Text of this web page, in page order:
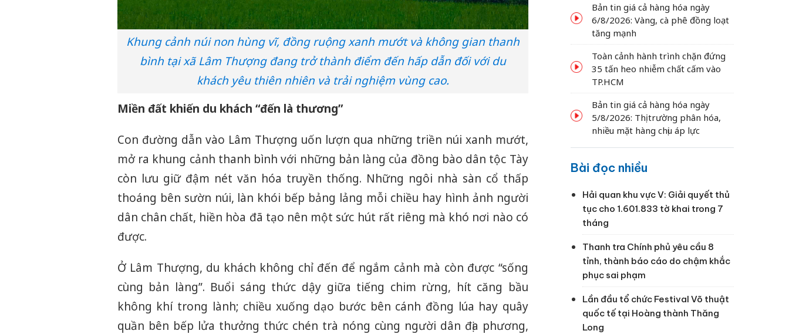
Khung cảnh núi non hùng vĩ, đồng ruộng xanh mướt và không gian thanh
bình tại xã Lâm Thượng đang trở thành điểm đến hấp dẫn đối với du
khách yêu thiên nhiên và trải nghiệm vùng cao.
Miền đất khiến du khách “đến là thương”
Con đường dẫn vào Lâm Thượng uốn lượn qua những triền núi xanh mướt,
mở ra khung cảnh thanh bình với những bản làng của đồng bào dân tộc Tày
còn lưu giữ đậm nét văn hóa truyền thống. Những ngôi nhà sàn cổ thấp
thoáng bên sườn núi, làn khói bếp bảng lảng mỗi chiều hay hình ảnh người
dân chân chất, hiền hòa đã tạo nên một sức hút rất riêng mà khó nơi nào có
được.
Ở Lâm Thượng, du khách không chỉ đến để ngắm cảnh mà còn được “sống
cùng bản làng”. Buổi sáng thức dậy giữa tiếng chim rừng, hít căng bầu
không khí trong lành; chiều xuống dạo bước bên cánh đồng lúa hay quây
quần bên bếp lửa thưởng thức chén trà nóng cùng người dân địa phương,
Bản tin giá cả hàng hóa ngày
6/8/2026: Vàng, cà phê đồng loạt
tăng mạnh
Toàn cảnh hành trình chặn đứng
35 tấn heo nhiễm chất cấm vào
TP.HCM
Bản tin giá cả hàng hóa ngày
5/8/2026: Thị trường phân hóa,
nhiều mặt hàng chịu áp lực
Bài đọc nhiều
Hải quan khu vực V: Giải quyết thủ
tục cho 1.601.833 tờ khai trong 7
tháng
Thanh tra Chính phủ yêu cầu 8
tỉnh, thành báo cáo do chậm khắc
phục sai phạm
Lần đầu tổ chức Festival Võ thuật
quốc tế tại Hoàng thành Thăng
Long